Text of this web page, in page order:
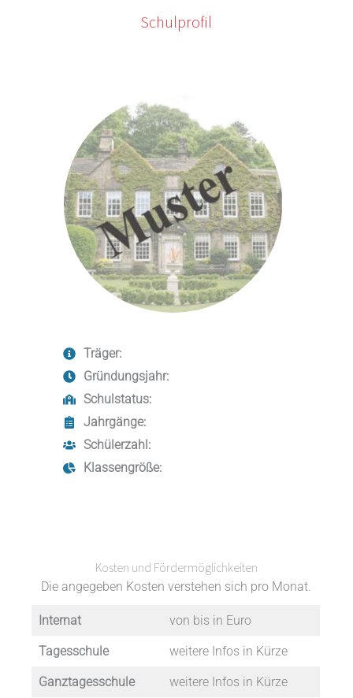
Schulprofil
Träger:
Gründungsjahr:
Schulstatus:
Jahrgänge:
Schülerzahl:
Klassengröße:
Kosten und Fördermöglichkeiten
Die angegeben Kosten verstehen sich pro Monat.
Internat von bis in Euro
Tagesschule weitere Infos in Kürze
Ganztagesschule weitere Infos in Kürze